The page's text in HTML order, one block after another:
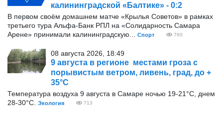
калининградской «Балтике» - 0:2
В первом своём домашнем матче «Крылья Советов» в рамках
третьего тура Альфа-Банк РПЛ на «Солидарность Самара
Арене» принимали калининградскую...
Спорт 760
08 августа 2026, 18:49
9 августа в регионе местами гроза с
порывистым ветром, ливень, град, до +
35°С
Температура воздуха 9 августа в Самаре ночью 19-21°С, днем
28-30°С.
Экология 713